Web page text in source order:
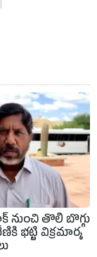
నుంచి తొలి బొగ్గు
భట్టి విక్రమార్క